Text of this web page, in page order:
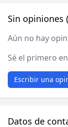
Sin opiniones
Aún no hay
Sé el primero
Escribir una
Datos de